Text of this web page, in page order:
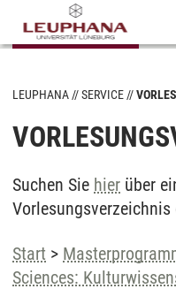
LEUPHANA SERVICE
Suchen Sie hier über
Vorlesungsverzeichnis
Start >
Sciences: